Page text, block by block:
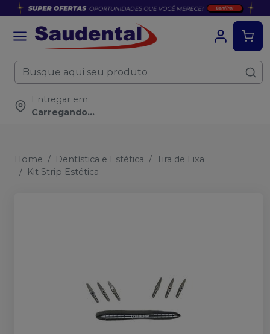
Entregar em:
Carregando...
Home Dentística e Estética
Tira de Lixa
Kit Strip Estética